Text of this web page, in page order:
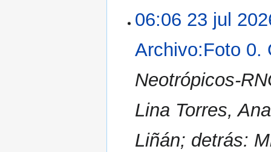
06:06 23 jul
Archivo:Foto 0.
Neotrópicos-
Lina Torres,
Liñán; detrás: